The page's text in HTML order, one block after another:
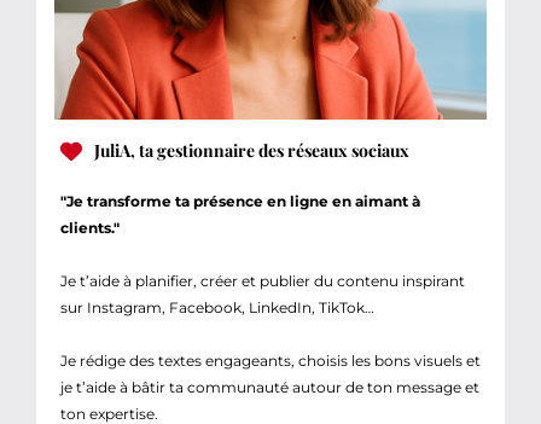
JuliA, ta gestionnaire des réseaux sociaux
"Je transforme ta présence en ligne en aimant à
clients."
Je t’aide à planifier, créer et publier du contenu inspirant
sur Instagram, Facebook, LinkedIn, TikTok…
Je rédige des textes engageants, choisis les bons visuels et
je t’aide à bâtir ta communauté autour de ton message et
ton expertise.